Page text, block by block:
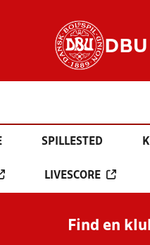
SPILLESTED
LIVESCORE
Find en